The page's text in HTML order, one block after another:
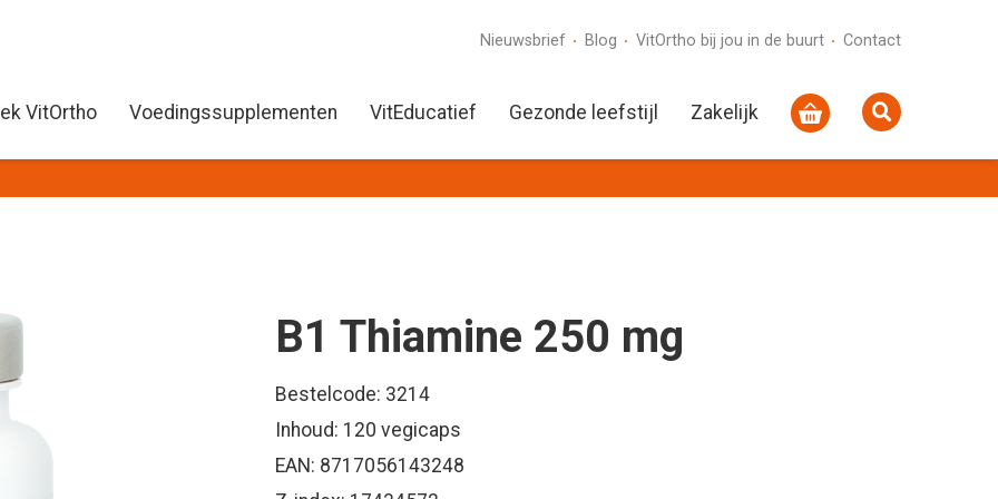
Nieuwsbrief Blog VitOrtho bij jou in de buurt Contact
VitOrtho Voedingssupplementen VitEducatief Gezonde leefstijl Zakelijk
B1 Thiamine 250 mg
Bestelcode: 3214
Inhoud: 120 vegicaps
EAN: 8717056143248